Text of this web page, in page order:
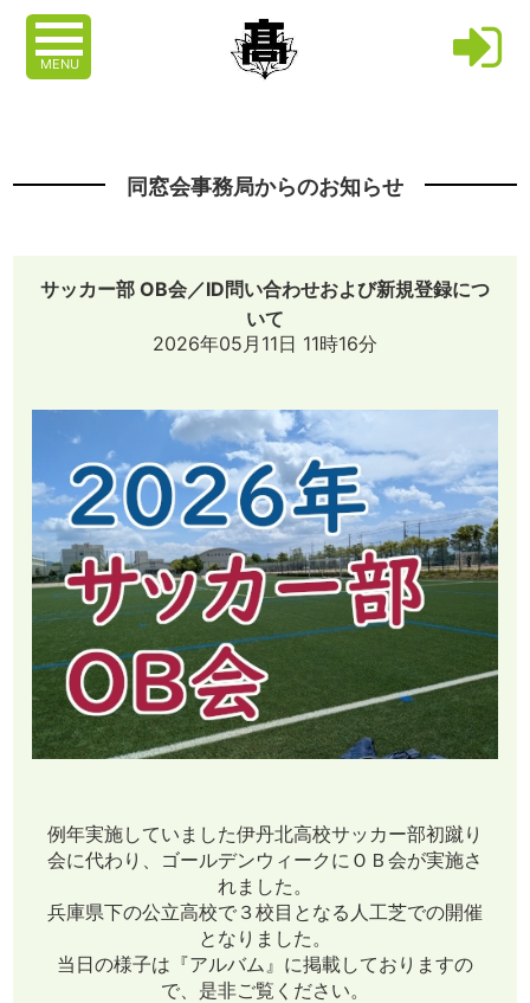
MENU
同窓会事務局からのお知らせ
サッカー部 OB会／ID問い合わせおよび新規登録につ
いて
2026年05月11日 11時16分
例年実施していました伊丹北高校サッカー部初蹴り
会に代わり、ゴールデンウィークにＯＢ会が実施さ
れました。
兵庫県下の公立高校で３校目となる人工芝での開催
となりました。
当日の様子は『アルバム』に掲載しておりますの
で、是非ご覧ください。